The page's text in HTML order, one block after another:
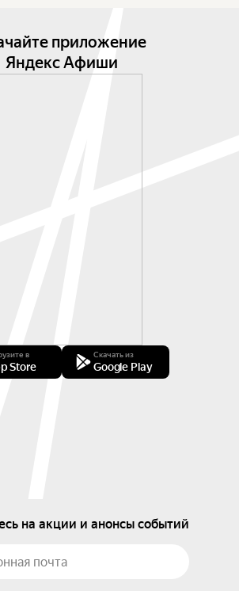
приложение
Яндекс Афиши
в
Store
Скачать из
Google Play
на акции и анонсы событий